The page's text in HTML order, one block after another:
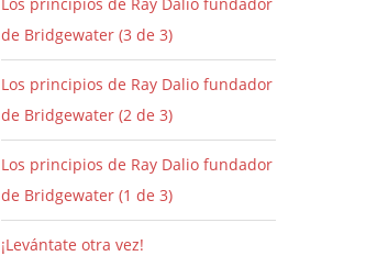
de Bridgewater (3 de 3)
Los principios de Ray Dalio fundador
de Bridgewater (2 de 3)
Los principios de Ray Dalio fundador
de Bridgewater (1 de 3)
¡Levántate otra vez!